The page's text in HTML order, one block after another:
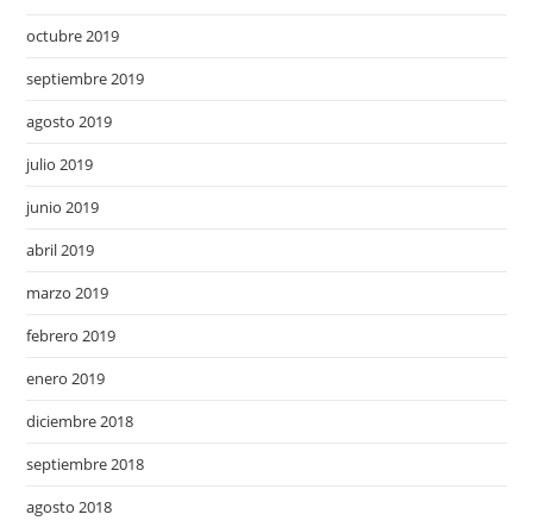
octubre 2019
septiembre 2019
agosto 2019
julio 2019
junio 2019
abril 2019
marzo 2019
febrero 2019
enero 2019
diciembre 2018
septiembre 2018
agosto 2018